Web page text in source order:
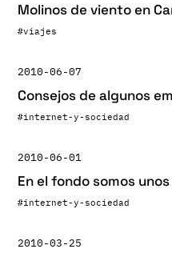
Molinos de viento en
#viajes
2010-06-07
Consejos de algunos
#internet-y-sociedad
2010-06-01
En el fondo somos
#internet-y-sociedad
2010-03-25